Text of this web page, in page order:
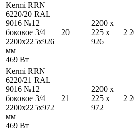
Kermi RRN
6220/20 RAL
9016 №12
боковое 3/4
2200x225x926
мм
469 Вт
20
2200 x
225 x
926
2
Kermi RRN
6220/21 RAL
9016 №12
боковое 3/4
2200x225x972
мм
469 Вт
21
2200 x
225 x
972
2